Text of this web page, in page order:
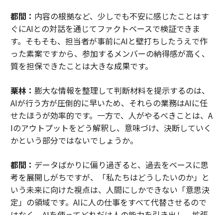
都間： 内容の根拠など、少しでも不安に感じたことはす
ぐにAIとの対話を通じてファクトベースで検証できま
す。そもそも、担当者が事前にAIと壁打ちしたうえで作
った素案ですから、参加するメンバーの納得感が高く、
質を担保できたことは大きな成果です。
栗林： 膨大な情報を整理して判断材料を提示するのは、
AIが行う方が圧倒的に早いため、それらの業務はAIに任
せたほうが効率的です。一方で、人がやるべきことは、A
Iのアウトプットをどう解釈し、意味づけ、決断していく
かという部分ではないでしょうか。
都間： データばかりに偏り過ぎると、過去をベースに思
考を展開しがちですが、「私たちはどうしたいのか」と
いう未来に向けた視点は、人間にしかできない「意思決
定」の領域です。AIに人の仕事をすべて代替させるので